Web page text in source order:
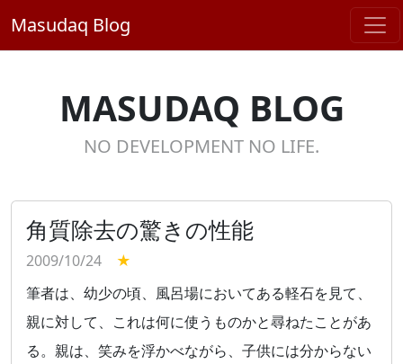
Masudaq Blog
MASUDAQ BLOG
NO DEVELOPMENT NO LIFE.
角質除去の驚きの性能
2009/10/24
★
筆者は、幼少の頃、風呂場においてある軽石を見て、
親に対して、これは何に使うものかと尋ねたことがあ
る。親は、笑みを浮かべながら、子供には分からない